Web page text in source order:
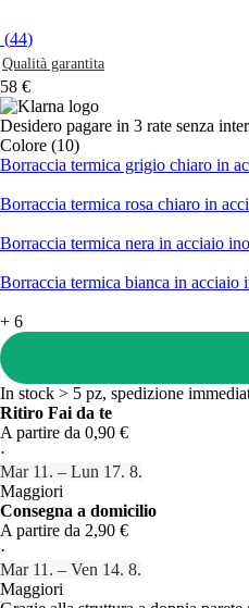
(44)
Qualità garantita
58 €
Desidero pagare in 3 rate senza
Colore (10)
Borraccia termica grigio chiaro in
Borraccia termica rosa chiaro in
Borraccia termica nera in acciaio
Borraccia termica bianca in
+ 6
In stock > 5 pz, spedizione
Ritiro Fai da te
A partire da 0,90 €
·
Mar 11. – Lun 17. 8.
Maggiori
Consegna a domicilio
A partire da 2,90 €
·
Mar 11. – Ven 14. 8.
Maggiori